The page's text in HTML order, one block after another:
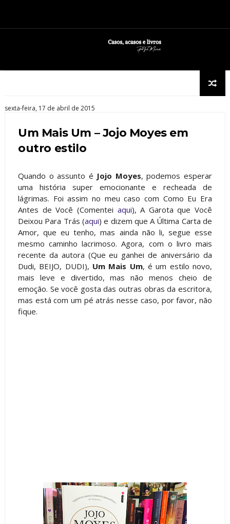
sexta-feira, 17 de abril de 2015
Um Mais Um – Jojo Moyes em
outro estilo
Quando o assunto é Jojo Moyes, podemos esperar
uma história super emocionante e recheada de
lágrimas. Foi assim no meu caso com Como Eu Era
Antes de Você (Comentei aqui), A Garota que Você
Deixou Para Trás (aqui) e dizem que A Última Carta de
Amor, que eu tenho, mas ainda não li, segue esse
mesmo caminho lacrimoso. Agora, com o livro mais
recente da autora (Que eu ganhei de aniversário da
Dudi, BEIJO, DUDI), Um Mais Um, é um estilo novo,
mais leve e divertido, mas não menos cheio de
emoção. Se você gosta das outras obras da escritora,
mas está com um pé atrás nesse caso, por favor, não
fique.